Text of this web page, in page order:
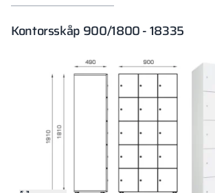
Kontorsskåp 900/1800 - 18335